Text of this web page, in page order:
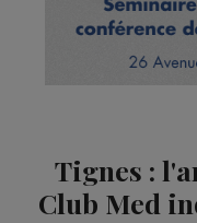
Tignes :
Club Med